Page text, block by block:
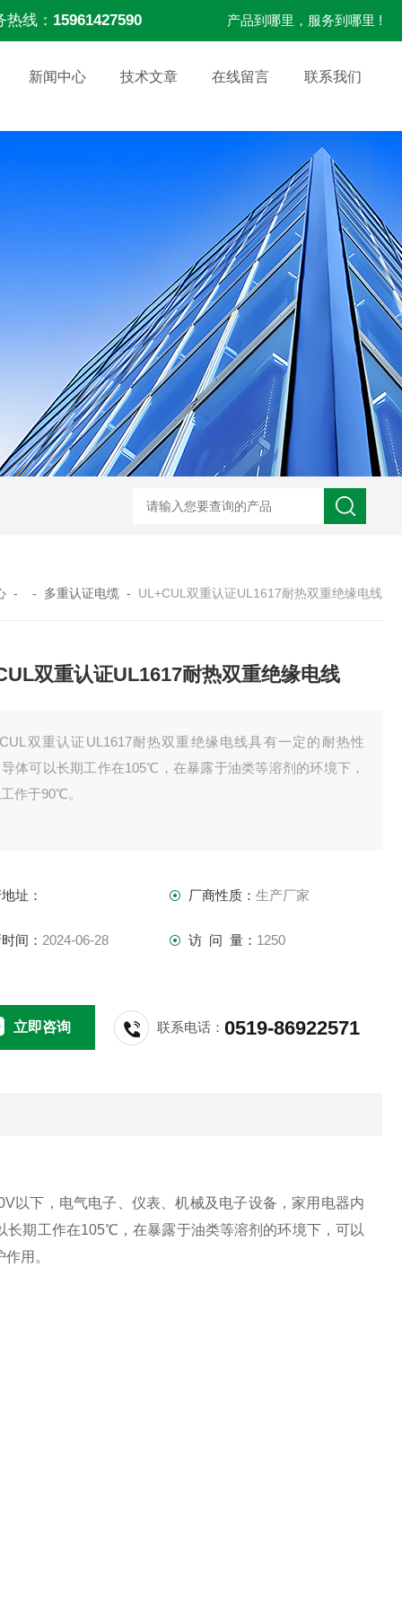
热线： 15961427590 产品到哪里，服务到哪里 !
新闻中心 技术文章 在线留言 联系我们
UL758标准UL3320交联聚乙烯储能电缆 H05VVC4V5-K多芯屏蔽耐油电
- - 多重认证电缆 - UL+CUL双重认证UL1617耐热双重绝缘电线
双重认证UL1617耐热双重绝缘电线
双重认证UL1617耐热双重绝缘电线具有一定的耐热性
体可以长期工作在105℃，在暴露于油类等溶剂的环境下，
作于90℃。
址： 厂商性质： 生产厂家
间： 2024-06-28 访 问 量： 1250
立即咨询 联系电话：0519-86922571
以下，电气电子、仪表、机械及电子设备，家用电器内
期工作在105℃，在暴露于油类等溶剂的环境下，可以
用。